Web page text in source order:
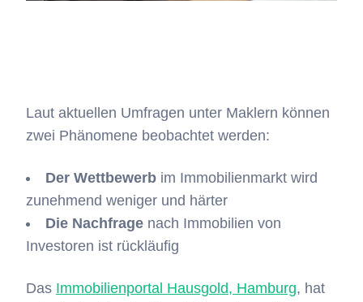
Laut aktuellen Umfragen unter Maklern können
zwei Phänomene beobachtet werden:
Der Wettbewerb im Immobilienmarkt wird
zunehmend weniger und härter
Die Nachfrage nach Immobilien von
Investoren ist rückläufig
Das Immobilienportal Hausgold, Hamburg, hat